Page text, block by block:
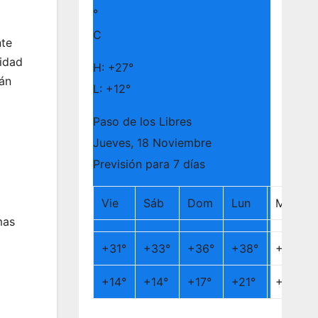
°
C
H: +27°
L: +12°
Paso de los Libres
Jueves, 18 Noviembre
Previsión para 7 días
Vie Sáb Dom Lun Mar
+31° +33° +36° +38° +
+14° +14° +17° +21° +